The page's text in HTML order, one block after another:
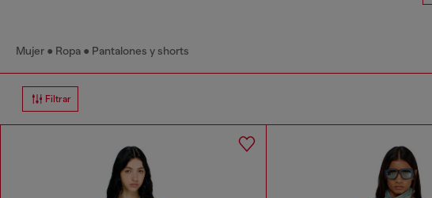
Mujer Ropa Pantalones y shorts
Filtrar